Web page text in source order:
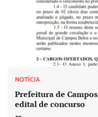
NOTÍCIA
Prefeitura de
edital de concurso